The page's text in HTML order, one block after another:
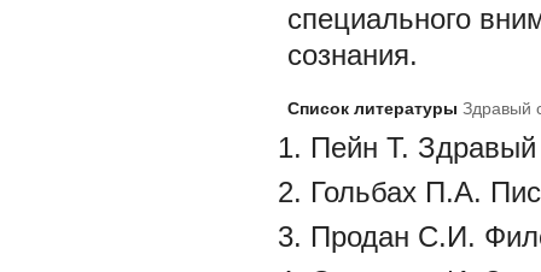
специального
сознания.
Список литературы Здравый
Пейн Т.
Гольбах П.А.
Продан С.И.